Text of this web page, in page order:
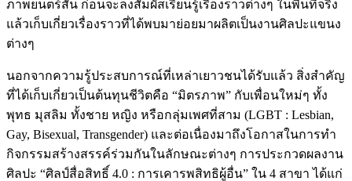
ภาพยนตร์สั้น ก่อนจะลงสัมผัสเรียนรู้เรื่องราวต่างๆ ในพื้นที่จริง
แล้วเก็บเกี่ยวเรื่องราวที่ได้พบมาย่อยมาผลิตเป็นงานศิลปะแขนง
ต่างๆ
นอกจากความรู้ประสบการณ์ที่เหล่าเยาวชนได้รับแล้ว สิ่งสำคัญ
ที่ได้เก็บเกี่ยวเป็นต้นทุนชีวิตคือ “มิตรภาพ” กับเพื่อนใหม่ๆ ทั้ง
พุทธ มุสลิม ทั้งชาย หญิง หรือกลุ่มเพศที่สาม (LGBT : Lesbian,
Gay, Bisexual, Transgender) และต่อเนื่องมาถึงโอกาสในการทำ
กิจกรรมสร้างสรรค์ร่วมกันในลักษณะต่างๆ การประกวดผลงาน
ศิลปะ “ศิลป์สื่อสิทธิ์ 4.0 : การเคารพสิทธิผู้อื่น” ใน 4 สาขา ได้แก่